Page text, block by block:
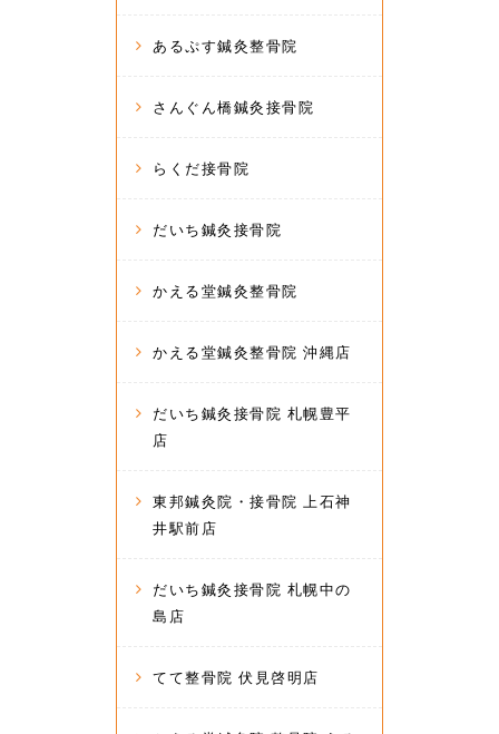
あるぷす鍼灸整骨院
さんぐん橋鍼灸接骨院
らくだ接骨院
だいち鍼灸接骨院
かえる堂鍼灸整骨院
かえる堂鍼灸整骨院 沖縄店
だいち鍼灸接骨院 札幌豊平
店
東邦鍼灸院・接骨院 上石神
井駅前店
だいち鍼灸接骨院 札幌中の
島店
てて整骨院 伏見啓明店